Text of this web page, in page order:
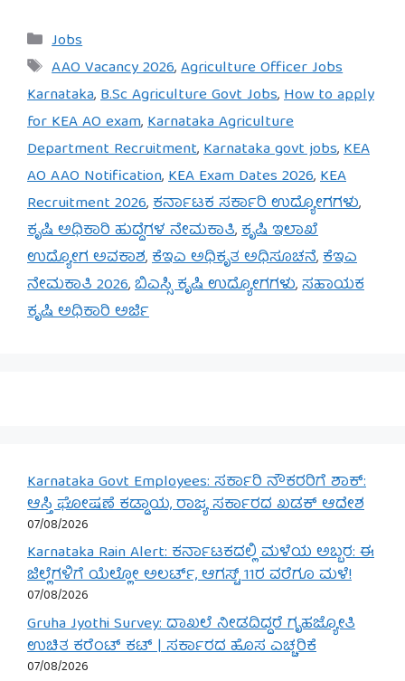
Categories
Jobs
Tags
AAO Vacancy 2026,Agriculture Officer Jobs
Karnataka,B.Sc Agriculture Govt Jobs,How to apply
for KEA AO exam,Karnataka Agriculture
Department Recruitment,Karnataka govt jobs,KEA
AO AAO Notification,KEA Exam Dates 2026,KEA
Recruitment 2026,ಕರ್ನಾಟಕ ಸರ್ಕಾರಿ ಉದ್ಯೋಗಗಳು,
ಕೃಷಿ ಅಧಿಕಾರಿ ಹುದ್ದೆಗಳ ನೇಮಕಾತಿ,ಕೃಷಿ ಇಲಾಖೆ
ಉದ್ಯೋಗ ಅವಕಾಶ,ಕೆಇಎ ಅಧಿಕೃತ ಅಧಿಸೂಚನೆ,ಕೆಇಎ
ನೇಮಕಾತಿ 2026,ಬಿಎಸ್ಸಿ ಕೃಷಿ ಉದ್ಯೋಗಗಳು,ಸಹಾಯಕ
ಕೃಷಿ ಅಧಿಕಾರಿ ಅರ್ಜಿ
Karnataka Govt Employees: ಸರ್ಕಾರಿ ನೌಕರರಿಗೆ ಶಾಕ್:
ಆಸ್ತಿ ಘೋಷಣೆ ಕಡ್ಡಾಯ, ರಾಜ್ಯ ಸರ್ಕಾರದ ಖಡಕ್ ಆದೇಶ
07/08/2026
Karnataka Rain Alert: ಕರ್ನಾಟಕದಲ್ಲಿ ಮಳೆಯ ಅಬ್ಬರ: ಈ
ಜಿಲ್ಲೆಗಳಿಗೆ ಯೆಲ್ಲೋ ಅಲರ್ಟ್, ಆಗಸ್ಟ್ 11ರ ವರೆಗೂ ಮಳೆ!
07/08/2026
Gruha Jyothi Survey: ದಾಖಲೆ ನೀಡದಿದ್ದರೆ ಗೃಹಜ್ಯೋತಿ
ಉಚಿತ ಕರೆಂಟ್ ಕಟ್ | ಸರ್ಕಾರದ ಹೊಸ ಎಚ್ಚರಿಕೆ
07/08/2026